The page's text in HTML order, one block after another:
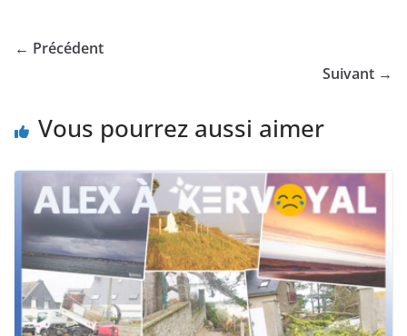
← Précédent
Suivant →
Vous pourrez aussi aimer